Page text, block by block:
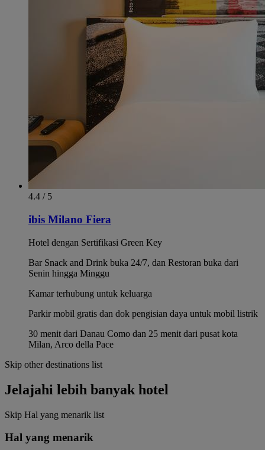
4.4 / 5
ibis Milano Fiera
Hotel dengan Sertifikasi Green Key
Bar Snack and Drink buka 24/7, dan Restoran buka dari
Senin hingga Minggu
Kamar terhubung untuk keluarga
Parkir mobil gratis dan dok pengisian daya untuk mobil listrik
30 menit dari Danau Como dan 25 menit dari pusat kota
Milan, Arco della Pace
Skip other destinations list
Jelajahi lebih banyak hotel
Skip Hal yang menarik list
Hal yang menarik